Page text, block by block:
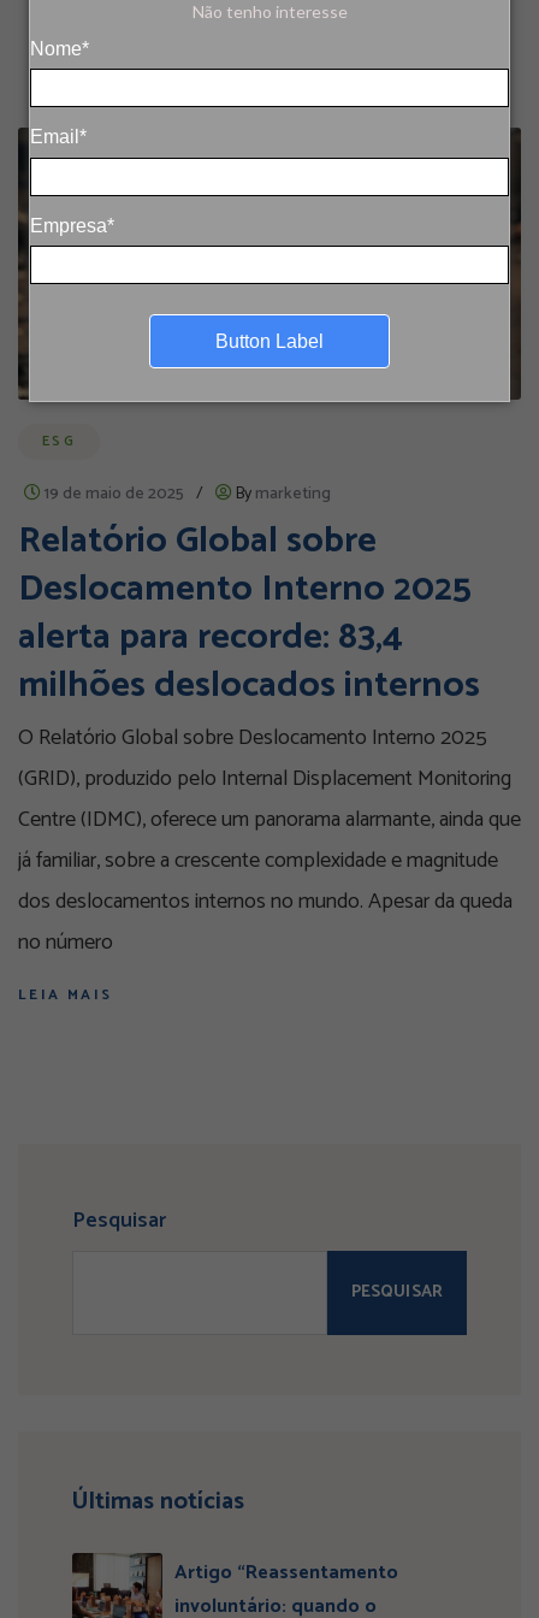
Não tenho interesse
Nome*
Email*
Empresa*
Button Label
ESG
19 de maio de 2025 / Bymarketing
Relatório Global sobre
Deslocamento Interno 2025
alerta para recorde: 83,4
milhões deslocados internos
O Relatório Global sobre Deslocamento Interno 2025
(GRID), produzido pelo Internal Displacement Monitoring
Centre (IDMC), oferece um panorama alarmante, ainda que
já familiar, sobre a crescente complexidade e magnitude
dos deslocamentos internos no mundo. Apesar da queda
no número
LEIA MAIS
Pesquisar
PESQUISAR
Últimas notícias
Artigo “Reassentamento
involuntário: quando o